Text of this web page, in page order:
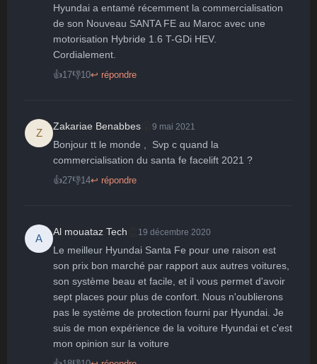
🤩
Parfait
👏
Bravo
😄
Réjoui
🙂
Content
😐
Indifférent
😮
Surpris
😞 😠 😨
Hyundai a entamé récemment la commercialisation
de son Nouveau SANTA FE au Maroc avec une
motorisation Hybride 1.6 T-GDi HEV.
Cordialement.
👍17👎10↩ répondre
Z
Zakariae Benabbes 9 mai 2021
Bonjour tt le monde ,  Svp c quand la
commercialisation du santa fe facelift 2021 ?
👍27👎14↩ répondre
A
Al mouataz Tech 19 décembre 2020
Le meilleur Hyundai Santa Fe pour une raison est
son prix bon marché par rapport aux autres voitures,
son système beau et facile, et il vous permet d'avoir
sept places pour plus de confort. Nous n'oublierons
pas le système de protection fourni par Hyundai. Je
suis de mon expérience de la voiture Hyundai et c'est
mon opinion sur la voiture